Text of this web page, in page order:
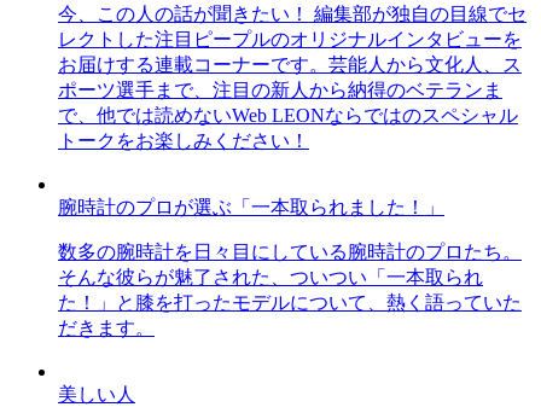
今、この人の話が聞きたい！ 編集部が独自の目線でセ
レクトした注目ピープルのオリジナルインタビューを
お届けする連載コーナーです。芸能人から文化人、ス
ポーツ選手まで、注目の新人から納得のベテランま
で、他では読めないWeb LEONならではのスペシャル
トークをお楽しみください！
腕時計のプロが選ぶ「一本取られました！」
数多の腕時計を日々目にしている腕時計のプロたち。
そんな彼らが魅了された、ついつい「一本取られ
た！」と膝を打ったモデルについて、熱く語っていた
だきます。
美しい人